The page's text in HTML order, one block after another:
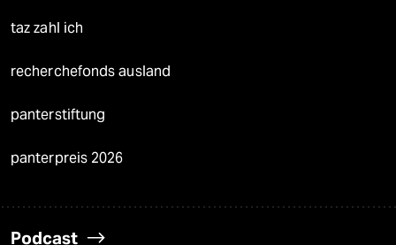
taz zahl ich
recherchefonds ausland
panterstiftung
panterpreis 2026
Podcast